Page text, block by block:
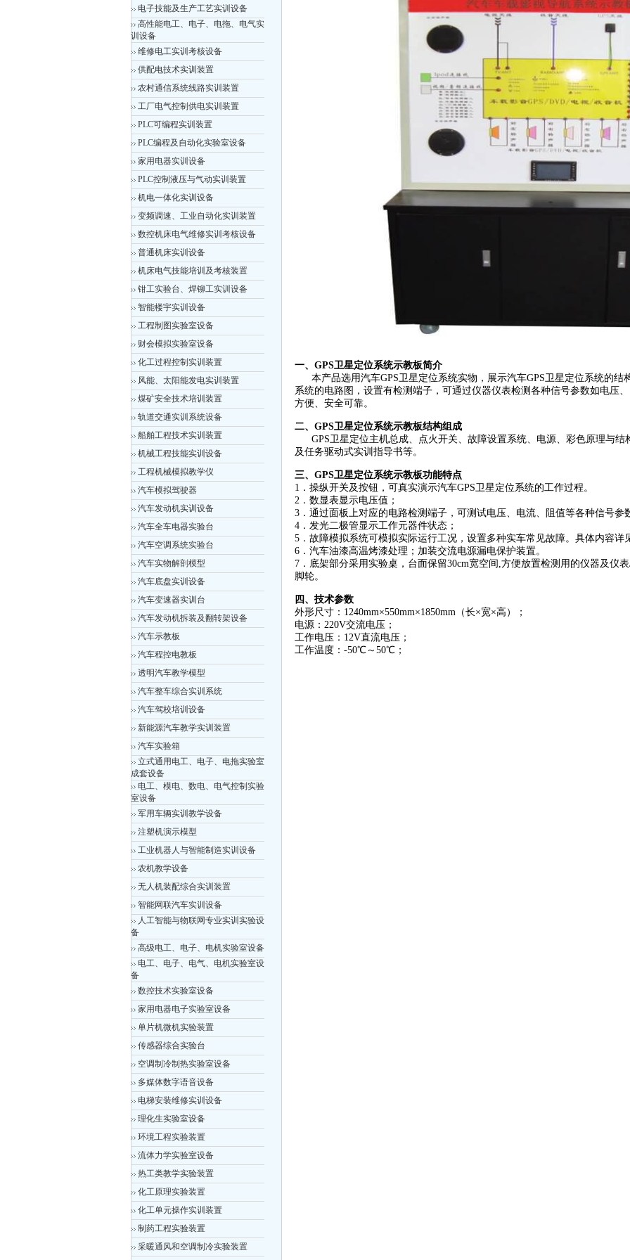
电子技能及生产工艺实训设备
高性能电工、电子、电拖、电气实
训设备
维修电工实训考核设备
供配电技术实训装置
农村通信系统线路实训装置
工厂电气控制供电实训装置
PLC可编程实训装置
PLC编程及自动化实验室设备
家用电器实训设备
PLC控制液压与气动实训装置
机电一体化实训设备
变频调速、工业自动化实训装置
数控机床电气维修实训考核设备
普通机床实训设备
机床电气技能培训及考核装置
钳工实验台、焊铆工实训设备
智能楼宇实训设备
工程制图实验室设备
财会模拟实验室设备
化工过程控制实训装置
风能、太阳能发电实训装置
煤矿安全技术培训装置
轨道交通实训系统设备
船舶工程技术实训装置
机械工程技能实训设备
工程机械模拟教学仪
汽车模拟驾驶器
汽车发动机实训设备
汽车全车电器实验台
汽车空调系统实验台
汽车实物解剖模型
汽车底盘实训设备
汽车变速器实训台
汽车发动机拆装及翻转架设备
汽车示教板
汽车程控电教板
透明汽车教学模型
汽车整车综合实训系统
汽车驾校培训设备
新能源汽车教学实训装置
汽车实验箱
立式通用电工、电子、电拖实验室
成套设备
电工、模电、数电、电气控制实验
室设备
军用车辆实训教学设备
注塑机演示模型
工业机器人与智能制造实训设备
农机教学设备
无人机装配综合实训装置
智能网联汽车实训设备
人工智能与物联网专业实训实验设
备
高级电工、电子、电机实验室设备
电工、电子、电气、电机实验室设
备
数控技术实验室设备
家用电器电子实验室设备
单片机微机实验装置
传感器综合实验台
空调制冷制热实验室设备
多媒体数字语音设备
电梯安装维修实训设备
理化生实验室设备
环境工程实验装置
流体力学实验室设备
热工类教学实验装置
化工原理实验装置
化工单元操作实训装置
制药工程实验装置
采暖通风和空调制冷实验装置
一、GPS卫星定位系统示教板简介
本产品选用汽车GPS卫星定位系统实物，展示汽车GPS卫星定位系统的结
系统的电路图，设置有检测端子，可通过仪器仪表检测各种信号参数如电压
方便、安全可靠。
二、GPS卫星定位系统示教板结构组成
GPS卫星定位主机总成、点火开关、故障设置系统、电源、彩色原理与结
及任务驱动式实训指导书等。
三、GPS卫星定位系统示教板功能特点
1．操纵开关及按钮，可真实演示汽车GPS卫星定位系统的工作过程。
2．数显表显示电压值；
3．通过面板上对应的电路检测端子，可测试电压、电流、阻值等各种信号参
4．发光二极管显示工作元器件状态；
5．故障模拟系统可模拟实际运行工况，设置多种实车常见故障。具体内容详
6．汽车油漆高温烤漆处理；加装交流电源漏电保护装置。
7．底架部分采用实验桌，台面保留30cm宽空间,方便放置检测用的仪器及仪
脚轮。
四、技术参数
外形尺寸：1240mm×550mm×1850mm（长×宽×高）；
电源：220V交流电压；
工作电压：12V直流电压；
工作温度：-50℃～50℃；